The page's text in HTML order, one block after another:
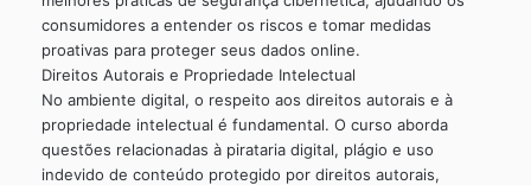
consumidores a entender os riscos e tomar medidas
proativas para proteger seus dados online.
Direitos Autorais e Propriedade Intelectual
No ambiente digital, o respeito aos direitos autorais e à
propriedade intelectual é fundamental. O curso aborda
questões relacionadas à pirataria digital, plágio e uso
indevido de conteúdo protegido por direitos autorais,